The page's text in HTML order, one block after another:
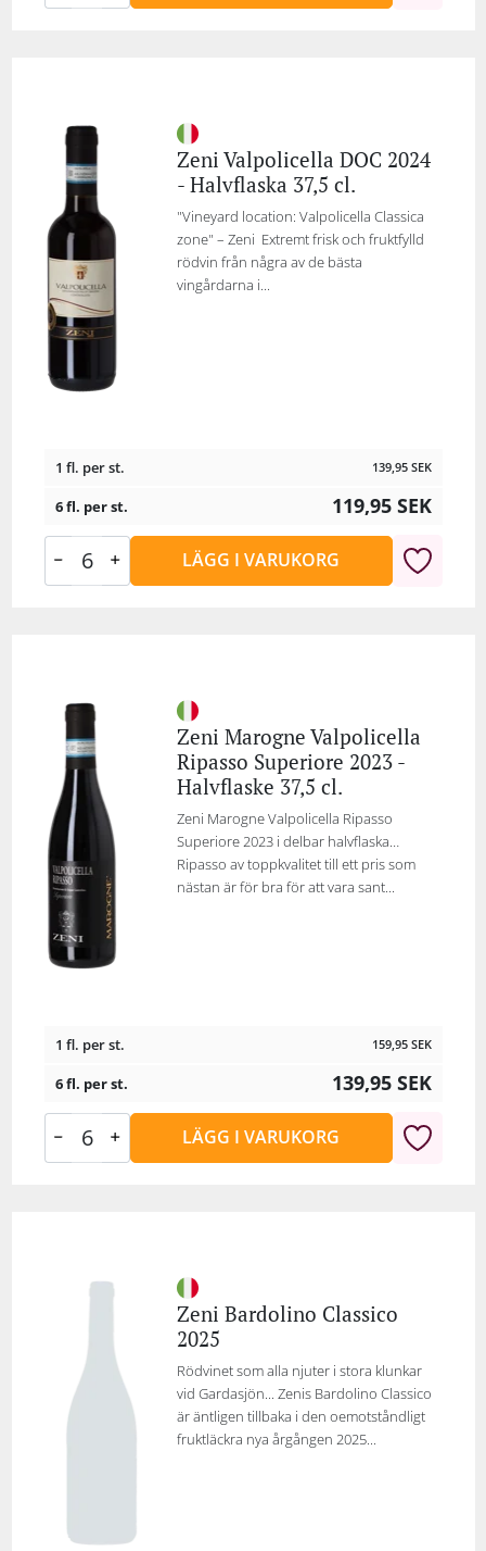
Zeni Valpolicella DOC 2024
- Halvflaska 37,5 cl.
"Vineyard location: Valpolicella Classica
zone" – Zeni Extremt frisk och fruktfylld
rödvin från några av de bästa
vingårdarna i...
1 fl. per st. 139,95 SEK
6 fl. per st. 119,95 SEK
LÄGG I VARUKORG
Zeni Marogne Valpolicella
Ripasso Superiore 2023 -
Halvflaske 37,5 cl.
Zeni Marogne Valpolicella Ripasso
Superiore 2023 i delbar halvflaska…
Ripasso av toppkvalitet till ett pris som
nästan är för bra för att vara sant...
1 fl. per st. 159,95 SEK
6 fl. per st. 139,95 SEK
LÄGG I VARUKORG
Zeni Bardolino Classico
2025
Rödvinet som alla njuter i stora klunkar
vid Gardasjön... Zenis Bardolino Classico
är äntligen tillbaka i den oemotståndligt
fruktläckra nya årgången 2025...